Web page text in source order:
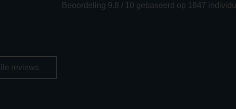
Beoordeling 9.8 / 10 gebaseerd op 1847
reviews